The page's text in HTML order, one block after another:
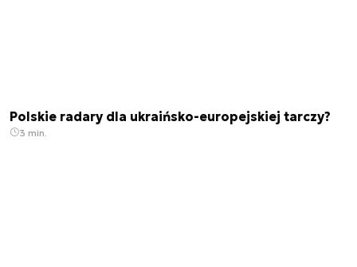
Polskie radary dla ukraińsko-europejskiej tarczy?
3 min.